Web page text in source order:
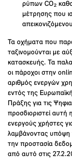
ρύπων CO₂
μέτρησης που
Τα οχήματα που
ταξινομούνται με
κατασκευής. Τα
οι πάροχοι στην
αριθμός ενεργών
εντός της
Πράξης για τις
προσδιοριστεί αυτή
ενεργούς χρήστες
λαμβάνοντας υπόψη
την προστασία
από αυτό στις